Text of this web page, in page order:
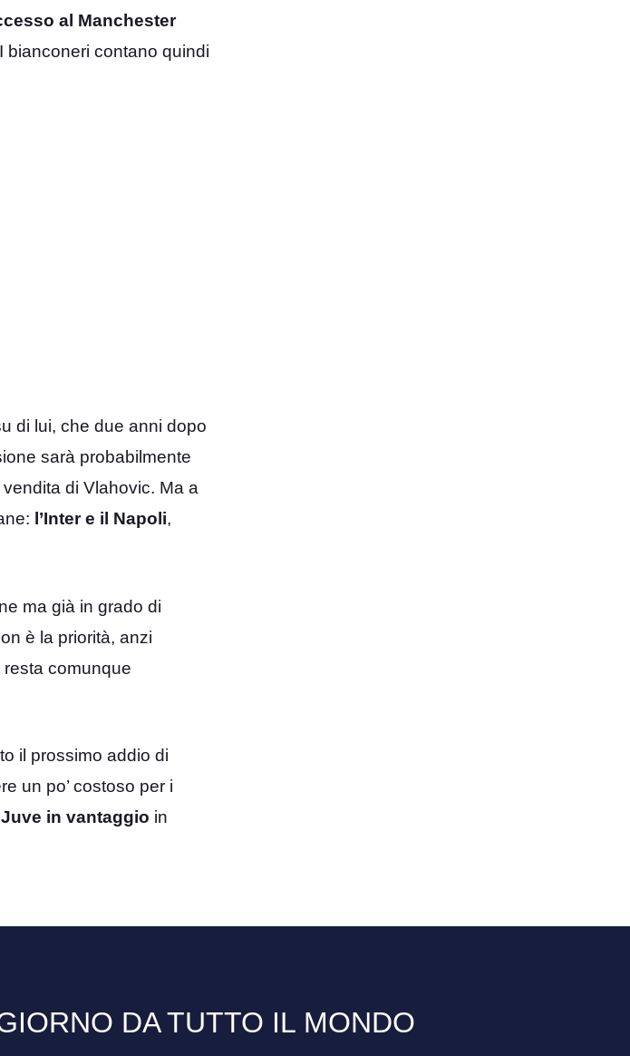
al Manchester
bianconeri contano quindi
di lui, che due anni dopo
sarà probabilmente
di Vlahovic. Ma a
l’Inter e il Napoli,
ma già in grado di
è la priorità, anzi
resta comunque
il prossimo addio di
un po’ costoso per i
Juve in vantaggio in
DA TUTTO IL MONDO